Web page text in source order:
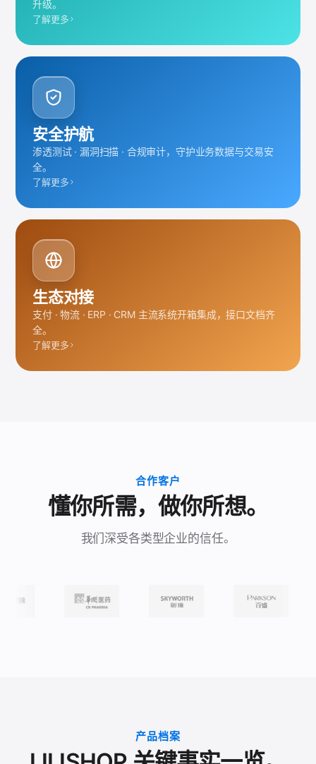
升级。
了解更多
安全护航
渗透测试 · 漏洞扫描 · 合规审计，守护业务数据与交易安
全。
了解更多
生态对接
支付 · 物流 · ERP · CRM 主流系统开箱集成，接口文档齐
全。
了解更多
合作客户
懂你所需，做你所想。
我们深受各类型企业的信任。
产品档案